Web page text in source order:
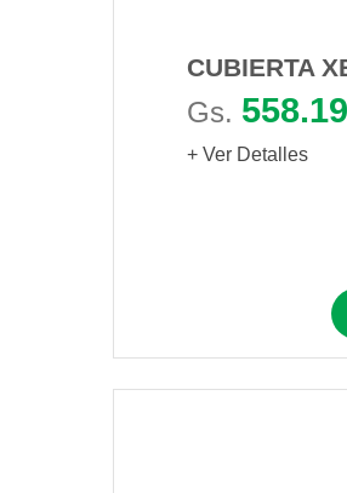
CUBIERTA
Gs.
+ Ver Detalles